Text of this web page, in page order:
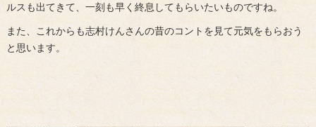
ルスも出てきて、一刻も早く終息してもらいたいものですね。
また、これからも志村けんさんの昔のコントを見て元気をもらおう
と思います。